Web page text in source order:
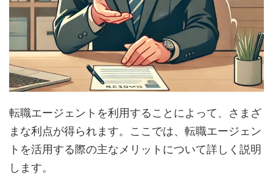
転職エージェントを利用することによって、さまざ
まな利点が得られます。ここでは、転職エージェン
トを活用する際の主なメリットについて詳しく説明
します。